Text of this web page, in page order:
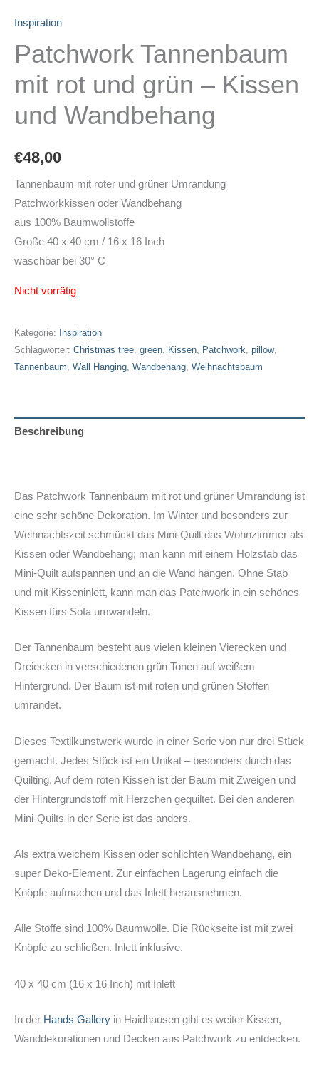
Inspiration
Patchwork Tannenbaum
mit rot und grün – Kissen
und Wandbehang
€48,00
Tannenbaum mit roter und grüner Umrandung
Patchworkkissen oder Wandbehang
aus 100% Baumwollstoffe
Große 40 x 40 cm / 16 x 16 Inch
waschbar bei 30° C
Nicht vorrätig
Kategorie:
Inspiration
Schlagwörter: Christmas tree green Kissen Patchwork pillow,
Tannenbaum Wall Hanging Wandbehang Weihnachtsbaum
Beschreibung
Das Patchwork Tannenbaum mit rot und grüner Umrandung ist
eine sehr schöne Dekoration. Im Winter und besonders zur
Weihnachtszeit schmückt das Mini-Quilt das Wohnzimmer als
Kissen oder Wandbehang; man kann mit einem Holzstab das
Mini-Quilt aufspannen und an die Wand hängen. Ohne Stab
und mit Kisseninlett, kann man das Patchwork in ein schönes
Kissen fürs Sofa umwandeln.
Der Tannenbaum besteht aus vielen kleinen Vierecken und
Dreiecken in verschiedenen grün Tonen auf weißem
Hintergrund. Der Baum ist mit roten und grünen Stoffen
umrandet.
Dieses Textilkunstwerk wurde in einer Serie von nur drei Stück
gemacht. Jedes Stück ist ein Unikat – besonders durch das
Quilting. Auf dem roten Kissen ist der Baum mit Zweigen und
der Hintergrundstoff mit Herzchen gequiltet. Bei den anderen
Mini-Quilts in der Serie ist das anders.
Als extra weichem Kissen oder schlichten Wandbehang, ein
super Deko-Element. Zur einfachen Lagerung einfach die
Knöpfe aufmachen und das Inlett herausnehmen.
Alle Stoffe sind 100% Baumwolle. Die Rückseite ist mit zwei
Knöpfe zu schließen. Inlett inklusive.
40 x 40 cm (16 x 16 Inch) mit Inlett
In der Hands Gallery in Haidhausen gibt es weiter Kissen,
Wanddekorationen und Decken aus Patchwork zu entdecken.